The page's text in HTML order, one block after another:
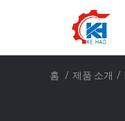
홈 / 제품 소개 /